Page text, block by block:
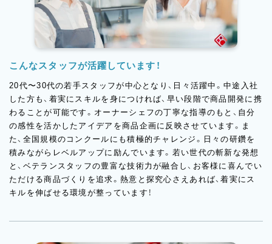
こんなスタッフが活躍しています！
20代〜30代の若手スタッフが中心となり、日々活躍中。中途入社
した方も、着実にスキルを身につければ、早い段階で商品開発に携
わることが可能です。オーナーシェフの丁寧な指導のもと、自分
の感性を活かしたアイデアを商品企画に反映させています。ま
た、全国規模のコンクールにも積極的チャレンジ。日々の研鑽を
積みながらレベルアップに励んでいます。若い世代の斬新な発想
と、ベテランスタッフの豊富な技術力が融合し、お客様に喜んでい
ただける商品づくりを追求。熱意と探究心さえあれば、着実にス
キルを伸ばせる環境が整っています！